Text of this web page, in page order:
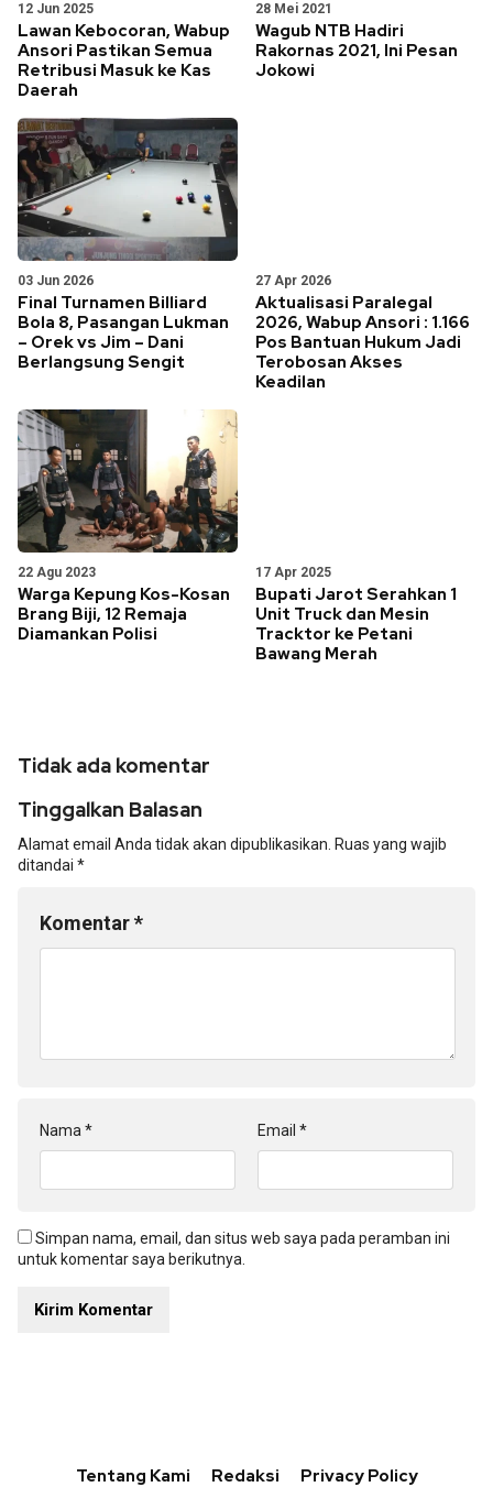
12 Jun 2025
Lawan Kebocoran, Wabup
Ansori Pastikan Semua
Retribusi Masuk ke Kas
Daerah
28 Mei 2021
Wagub NTB Hadiri
Rakornas 2021, Ini Pesan
Jokowi
03 Jun 2026
Final Turnamen Billiard
Bola 8, Pasangan Lukman
– Orek vs Jim – Dani
Berlangsung Sengit
27 Apr 2026
Aktualisasi Paralegal
2026, Wabup Ansori : 1.166
Pos Bantuan Hukum Jadi
Terobosan Akses
Keadilan
22 Agu 2023
Warga Kepung Kos-Kosan
Brang Biji, 12 Remaja
Diamankan Polisi
17 Apr 2025
Bupati Jarot Serahkan 1
Unit Truck dan Mesin
Tracktor ke Petani
Bawang Merah
Tidak ada komentar
Tinggalkan Balasan
Alamat email Anda tidak akan dipublikasikan. Ruas yang wajib
ditandai *
Komentar*
Nama* Email *
Simpan nama, email, dan situs web saya pada peramban ini
untuk komentar saya berikutnya.
Tentang Kami Redaksi Privacy Policy